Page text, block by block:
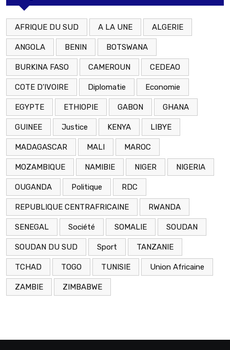
AFRIQUE DU SUD A LA UNE ALGERIE
ANGOLA BENIN BOTSWANA
BURKINA FASO CAMEROUN CEDEAO
COTE D'IVOIRE Diplomatie Economie
EGYPTE ETHIOPIE GABON GHANA
GUINEE Justice KENYA LIBYE
MADAGASCAR MALI MAROC
MOZAMBIQUE NAMIBIE NIGER NIGERIA
OUGANDA Politique RDC
REPUBLIQUE CENTRAFRICAINE RWANDA
SENEGAL Société SOMALIE SOUDAN
SOUDAN DU SUD Sport TANZANIE
TCHAD TOGO TUNISIE Union Africaine
ZAMBIE ZIMBABWE